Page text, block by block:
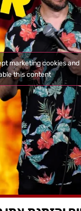
marketing cookies and
this content